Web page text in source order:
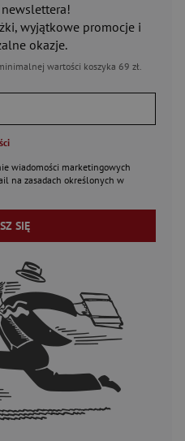
wyjątkowe promocje i
okazje.
wartości koszyka 69 zł.
wiadomości marketingowych
na zasadach określonych w
SIĘ